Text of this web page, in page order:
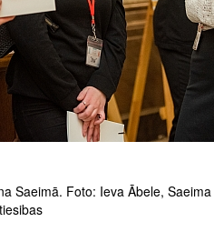
Saeimā. Foto: Ieva Ābele,